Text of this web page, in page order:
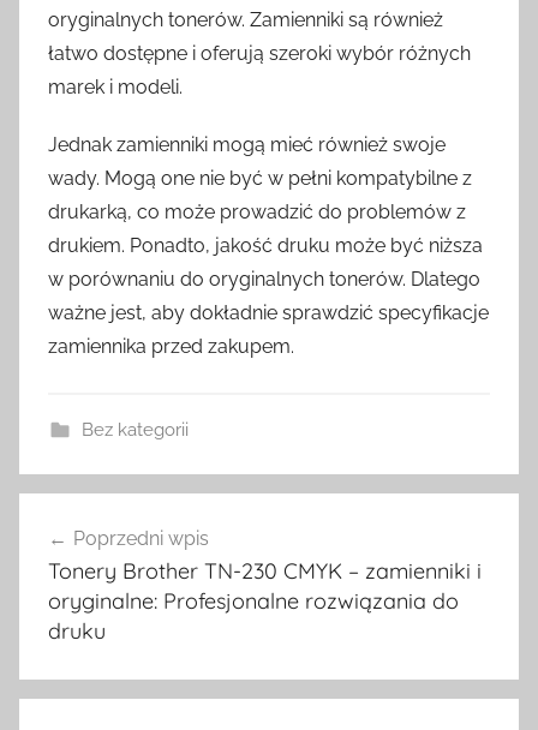
oryginalnych tonerów. Zamienniki są również
łatwo dostępne i oferują szeroki wybór różnych
marek i modeli.
Jednak zamienniki mogą mieć również swoje
wady. Mogą one nie być w pełni kompatybilne z
drukarką, co może prowadzić do problemów z
drukiem. Ponadto, jakość druku może być niższa
w porównaniu do oryginalnych tonerów. Dlatego
ważne jest, aby dokładnie sprawdzić specyfikacje
zamiennika przed zakupem.
Bez kategorii
wpisu
Poprzedni wpis
Tonery Brother TN-230 CMYK – zamienniki i
oryginalne: Profesjonalne rozwiązania do
druku